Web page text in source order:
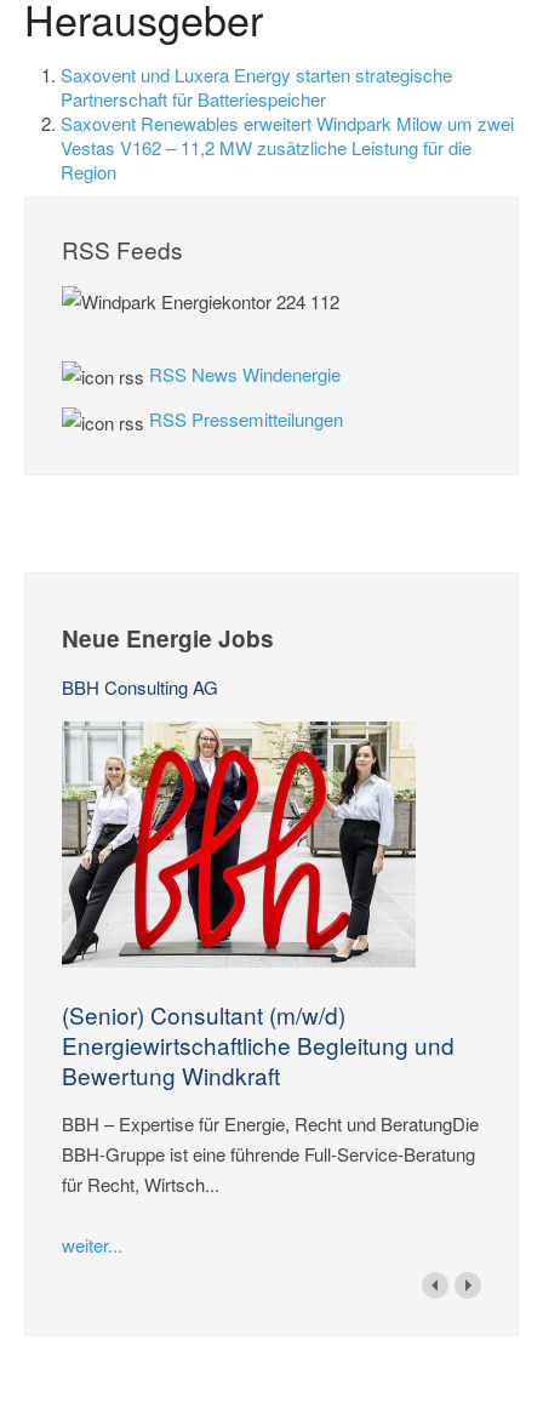
Herausgeber
Saxovent und Luxera Energy starten strategische
Partnerschaft für Batteriespeicher
Saxovent Renewables erweitert Windpark Milow um zwei
Vestas V162 – 11,2 MW zusätzliche Leistung für die
Region
RSS Feeds
RSS News Windenergie
RSS Pressemitteilungen
Neue Energie Jobs
BBH Consulting AG
(Senior) Consultant (m/w/d)
Energiewirtschaftliche Begleitung und
Bewertung Windkraft
BBH – Expertise für Energie, Recht und BeratungDie
BBH-Gruppe ist eine führende Full-Service-Beratung
für Recht, Wirtsch...
weiter...